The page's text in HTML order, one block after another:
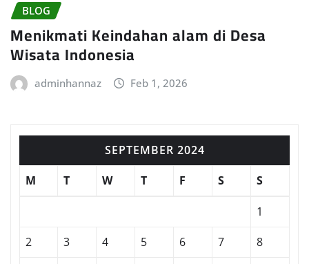
BLOG
Menikmati Keindahan alam di Desa
Wisata Indonesia
adminhannaz Feb 1, 2026
SEPTEMBER 2024
M
T W T F S S
1
2
3 4 5 6 7
8